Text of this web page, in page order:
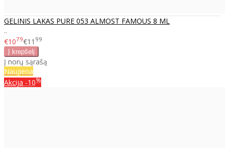
GELINIS LAKAS PURE 053 ALMOST FAMOUS 8 ML
..
€1079€11 99
Į norų sąrašą
Naujiena
Akcija -10%